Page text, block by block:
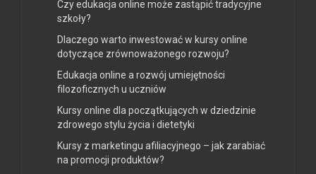
Czy edukacja online może zastąpić tradycyjne
szkoły?
Dlaczego warto inwestować w kursy online
dotyczące zrównoważonego rozwoju?
Edukacja online a rozwój umiejętności
filozoficznych u uczniów
Kursy online dla początkujących w dziedzinie
zdrowego stylu życia i dietetyki
Kursy z marketingu afiliacyjnego – jak zarabiać
na promocji produktów?